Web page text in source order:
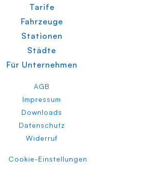
Tarife
Fahrzeuge
Stationen
Städte
Für Unternehmen
AGB
Impressum
Downloads
Datenschutz
Widerruf
Cookie-Einstellungen